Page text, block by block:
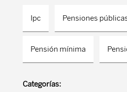
Ipc Pensiones
Pensión mínima
Categorías: